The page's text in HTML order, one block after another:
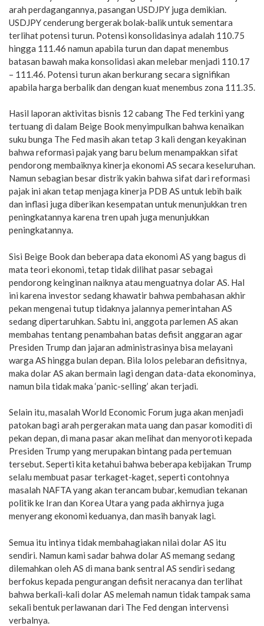
arah perdagangannya, pasangan USDJPY juga demikian.
USDJPY cenderung bergerak bolak-balik untuk sementara
terlihat potensi turun. Potensi konsolidasinya adalah 110.75
hingga 111.46 namun apabila turun dan dapat menembus
batasan bawah maka konsolidasi akan melebar menjadi 110.17
– 111.46. Potensi turun akan berkurang secara signifikan
apabila harga berbalik dan dengan kuat menembus zona 111.35.
Hasil laporan aktivitas bisnis 12 cabang The Fed terkini yang
tertuang di dalam Beige Book menyimpulkan bahwa kenaikan
suku bunga The Fed masih akan tetap 3 kali dengan keyakinan
bahwa reformasi pajak yang baru belum menampakkan sifat
pendorong membaiknya kinerja ekonomi AS secara keseluruhan.
Namun sebagian besar distrik yakin bahwa sifat dari reformasi
pajak ini akan tetap menjaga kinerja PDB AS untuk lebih baik
dan inflasi juga diberikan kesempatan untuk menunjukkan tren
peningkatannya karena tren upah juga menunjukkan
peningkatannya.
Sisi Beige Book dan beberapa data ekonomi AS yang bagus di
mata teori ekonomi, tetap tidak dilihat pasar sebagai
pendorong keinginan naiknya atau menguatnya dolar AS. Hal
ini karena investor sedang khawatir bahwa pembahasan akhir
pekan mengenai tutup tidaknya jalannya pemerintahan AS
sedang dipertaruhkan. Sabtu ini, anggota parlemen AS akan
membahas tentang penambahan batas defisit anggaran agar
Presiden Trump dan jajaran administrasinya bisa melayani
warga AS hingga bulan depan. Bila lolos pelebaran defisitnya,
maka dolar AS akan bermain lagi dengan data-data ekonominya,
namun bila tidak maka ‘panic-selling’ akan terjadi.
Selain itu, masalah World Economic Forum juga akan menjadi
patokan bagi arah pergerakan mata uang dan pasar komoditi di
pekan depan, di mana pasar akan melihat dan menyoroti kepada
Presiden Trump yang merupakan bintang pada pertemuan
tersebut. Seperti kita ketahui bahwa beberapa kebijakan Trump
selalu membuat pasar terkaget-kaget, seperti contohnya
masalah NAFTA yang akan terancam bubar, kemudian tekanan
politik ke Iran dan Korea Utara yang pada akhirnya juga
menyerang ekonomi keduanya, dan masih banyak lagi.
Semua itu intinya tidak membahagiakan nilai dolar AS itu
sendiri. Namun kami sadar bahwa dolar AS memang sedang
dilemahkan oleh AS di mana bank sentral AS sendiri sedang
berfokus kepada pengurangan defisit neracanya dan terlihat
bahwa berkali-kali dolar AS melemah namun tidak tampak sama
sekali bentuk perlawanan dari The Fed dengan intervensi
verbalnya.